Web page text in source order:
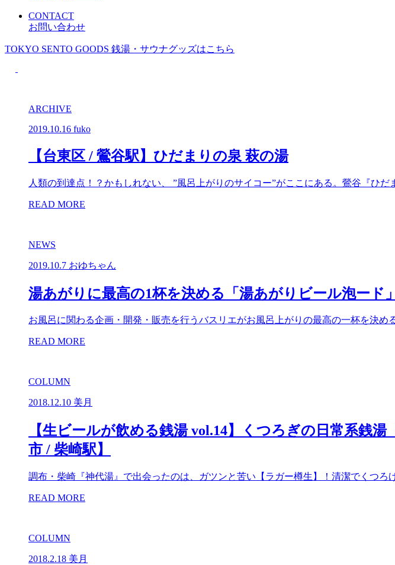
CONTACT
お問い合わせ
TOKYO SENTO GOODS 銭湯・サウナグッズはこちら
ARCHIVE
2019.10.16 fuko
【台東区 / 鶯谷駅】ひだまりの泉 萩の湯
人類の到達点！？かもしれない、 ”風呂上がりのサイコー”がここにある。鶯谷『ひだ
READ MORE
NEWS
2019.10.7 おゆちゃん
湯あがりに最高の1杯を決める「湯あがりビール泡ード
お風呂に関わる企画・開発・販売を⾏うバスリエがお風呂上がりの最⾼の⼀杯を決め
READ MORE
COLUMN
2018.12.10 美月
【生ビールが飲める銭湯 vol.14】くつろぎの日常系銭
市 / 柴崎駅】
調布・柴崎『神代湯』で出会ったのは、ガツンと苦い【ラガー樽生】！清潔でくつ
READ MORE
COLUMN
2018.2.18 美月